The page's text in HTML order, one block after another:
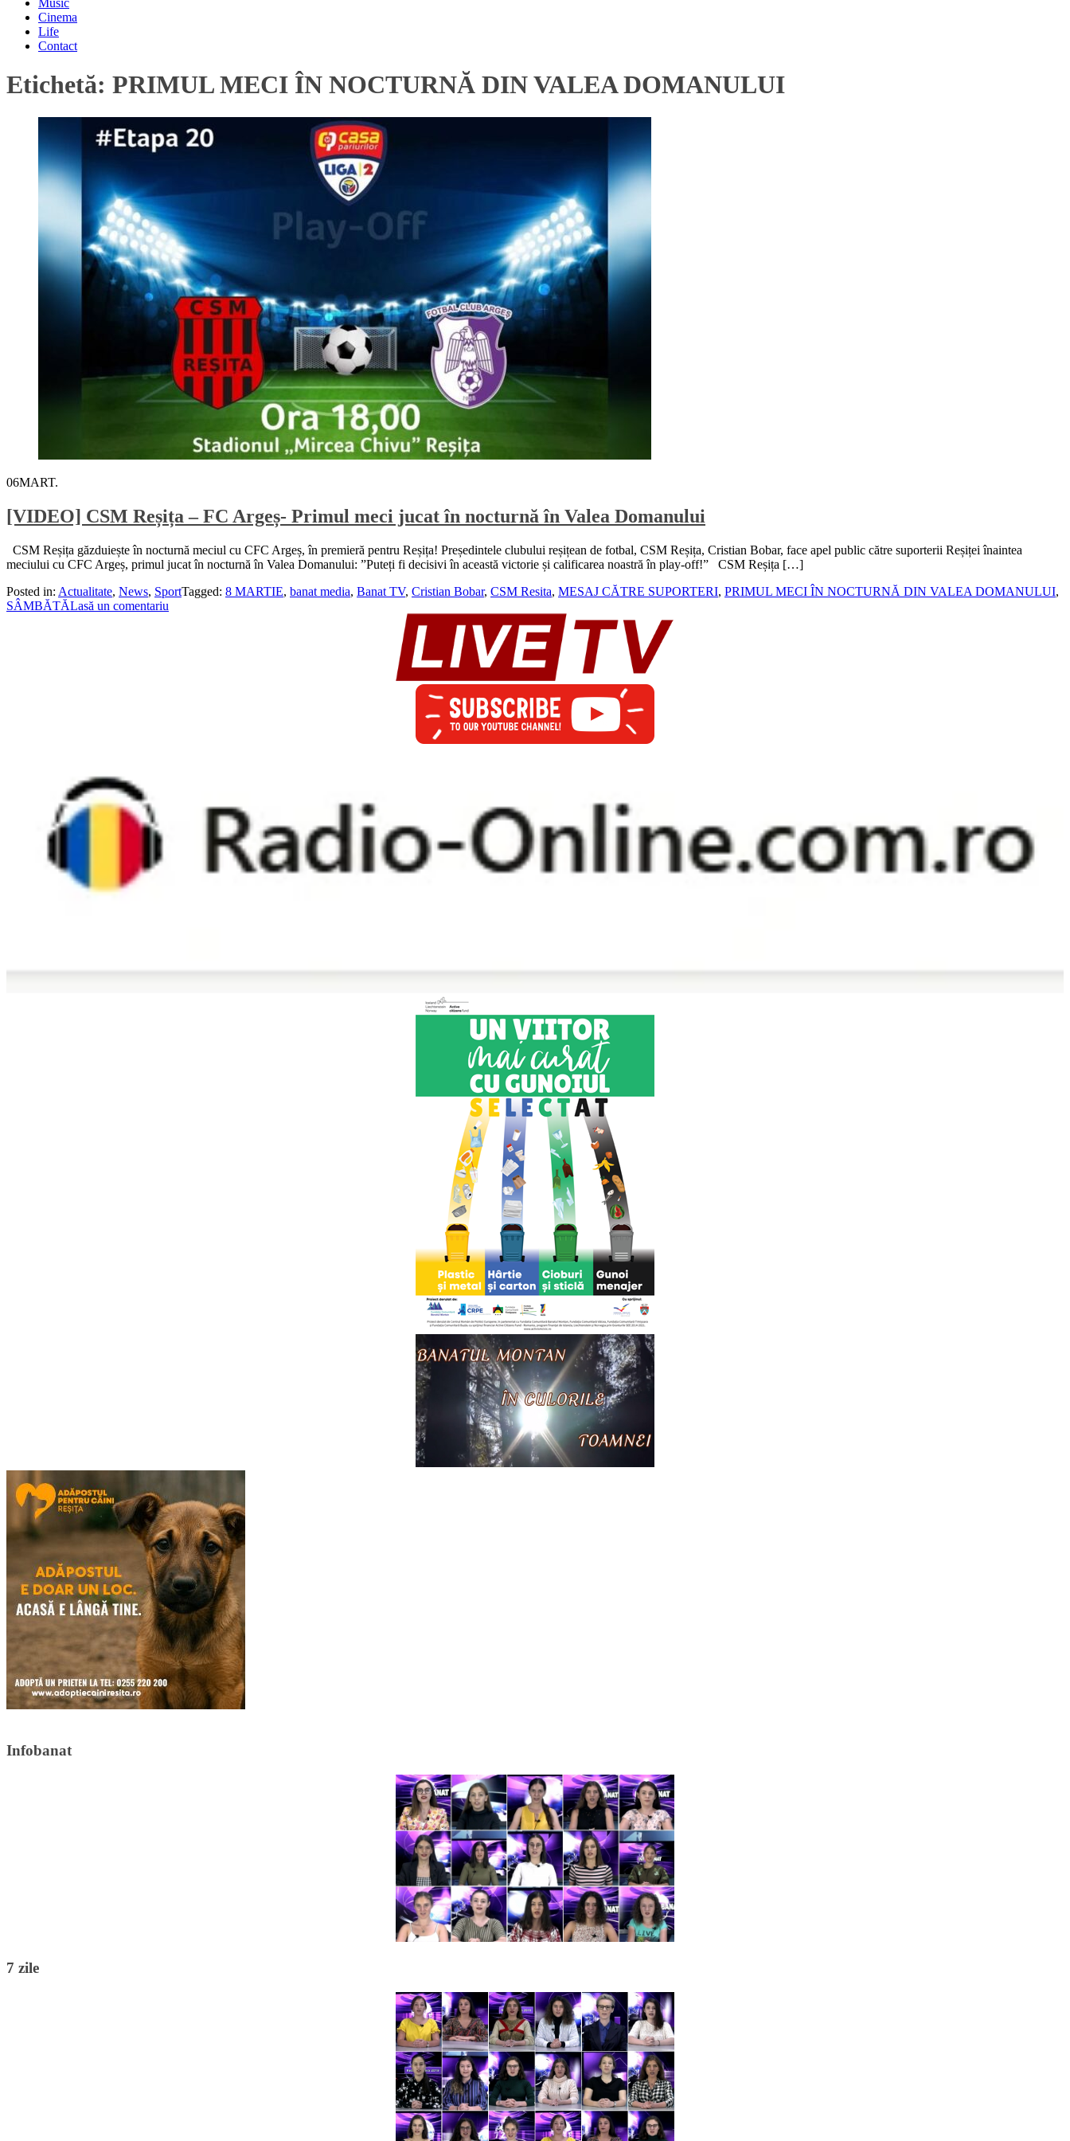
Music
Cinema
Life
Contact
Etichetă: PRIMUL MECI ÎN NOCTURNĂ DIN VALEA DOMANULUI
06MART.
[VIDEO] CSM Reșița – FC Argeș- Primul meci jucat în nocturnă în Valea Domanului
CSM Reșița găzduiește în nocturnă meciul cu CFC Argeș, în premieră pentru Reșița! Președintele clubului reșițean de fotbal, CSM Reșița, Cristian Bobar, face apel public către suporterii Reșiței înaintea
meciului cu CFC Argeș, primul jucat în nocturnă în Valea Domanului: ”Puteți fi decisivi în această victorie și calificarea noastră în play-off!” CSM Reșița […]
Posted in: Actualitate, News, SportTagged: 8 MARTIE, banat media, Banat TV, Cristian Bobar, CSM Resita, MESAJ CĂTRE SUPORTERI, PRIMUL MECI ÎN NOCTURNĂ DIN VALEA DOMANULUI,
SÂMBĂTĂLasă un comentariu
Infobanat
7 zile